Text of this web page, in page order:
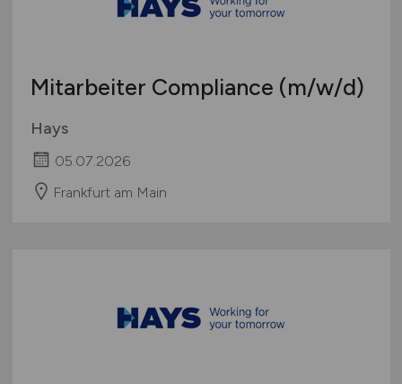
Mitarbeiter Compliance (m/w/d)
Hays
05.07.2026
Frankfurt am Main